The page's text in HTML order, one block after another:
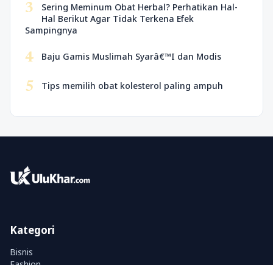
3
Sering Meminum Obat Herbal? Perhatikan Hal-
Hal Berikut Agar Tidak Terkena Efek
Sampingnya
4 Baju Gamis Muslimah Syarâ€™I dan Modis
5 Tips memilih obat kolesterol paling ampuh
Kategori
Bisnis